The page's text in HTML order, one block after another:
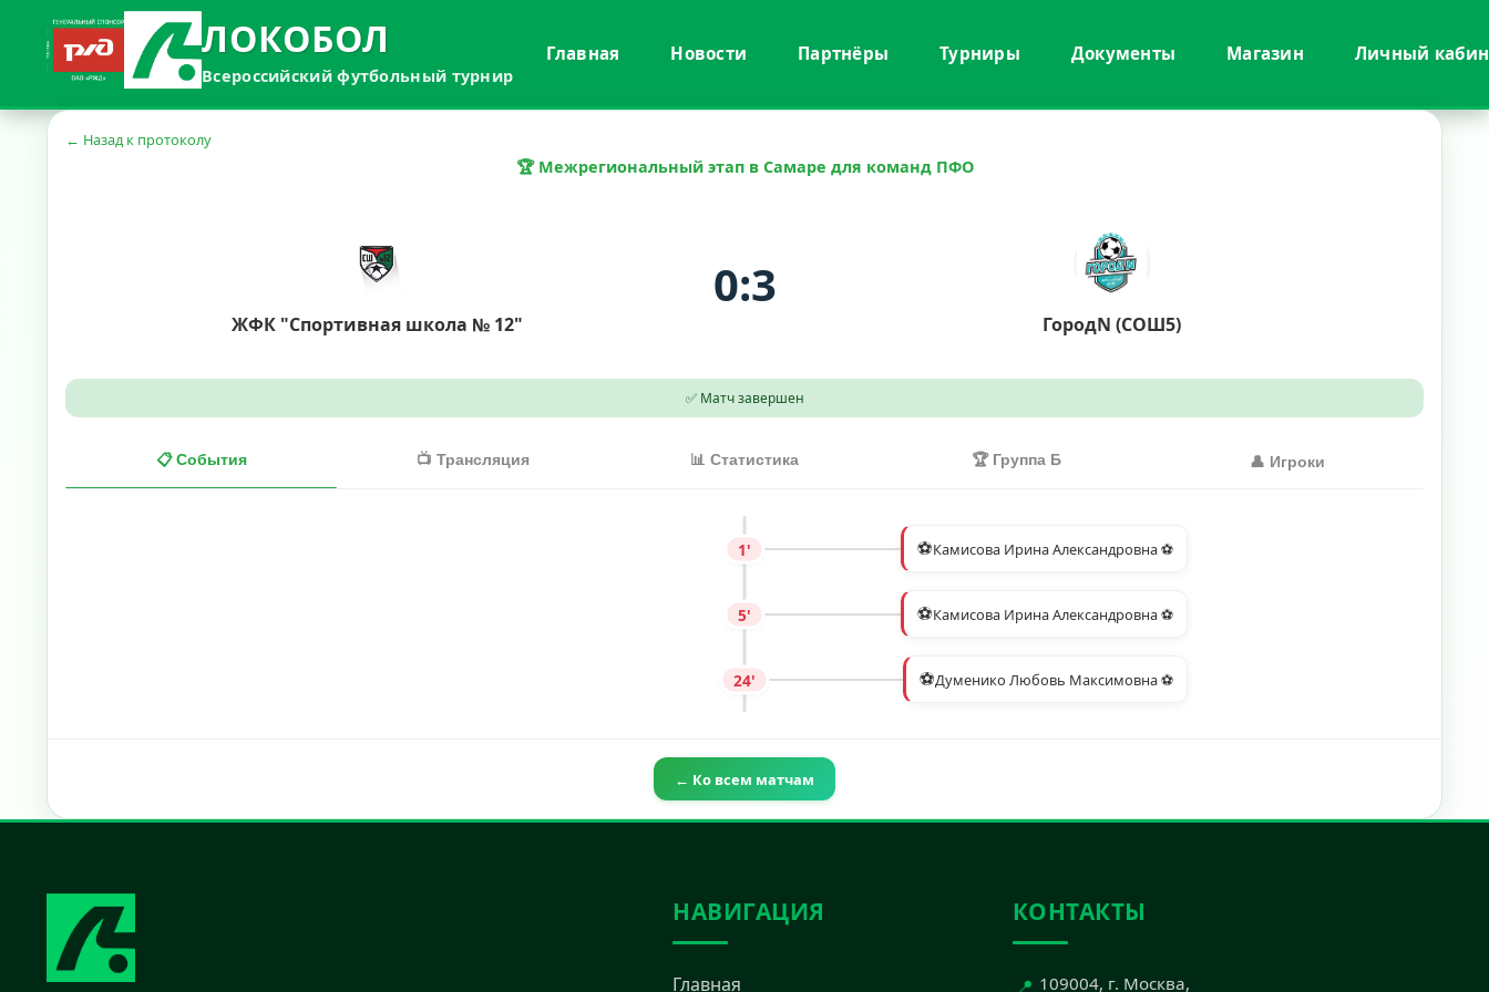
ЛОКОБОЛ
Всероссийский футбольный турнир
Главная Новости Партнёры Турниры Документы Магазин Личный
← Назад к протоколу
🏆 Межрегиональный этап в Самаре для команд ПФО
ЖФК "Спортивная школа № 12"
0:3
ГородN (СОШ5)
✅ Матч завершен
📋 События 📺 Трансляция 📊 Статистика 🏆 Группа Б 👤 Игроки
⚽Камисова Ирина Александровна ⚽
1'
⚽Камисова Ирина Александровна ⚽
5'
⚽Думенико Любовь Максимовна ⚽
24'
← Ко всем матчам
НАВИГАЦИЯ
Главная
КОНТАКТЫ
109004, г. Москва,